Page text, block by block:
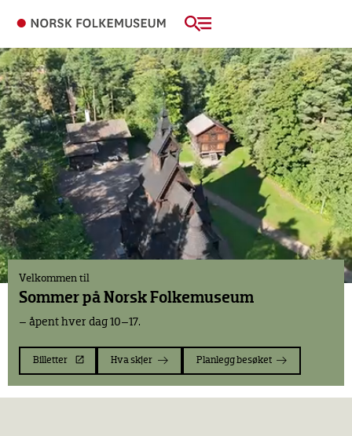
Velkommen til
Sommer påNorsk Folkemuseum
– åpent hver dag 10–17.
Billetter Hva skjer Planlegg besøket